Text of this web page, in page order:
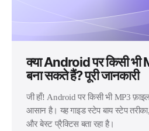
क्या Android पर किसी भी
बना सकते हैं? पूरी जानकारी
जी हाँ! Android पर किसी भी MP3
आसान है। यह गाइड स्टेप बाय स्टेप
और बेस्ट प्रैक्टिस बता रहा है।